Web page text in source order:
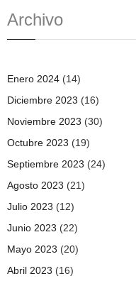
Archivo
Enero 2024 (14)
Diciembre 2023 (16)
Noviembre 2023 (30)
Octubre 2023 (19)
Septiembre 2023 (24)
Agosto 2023 (21)
Julio 2023 (12)
Junio 2023 (22)
Mayo 2023 (20)
Abril 2023 (16)